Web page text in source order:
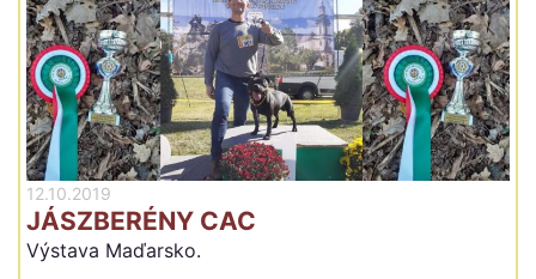
12.10.2019
JÁSZBERÉNY CAC
Výstava Maďarsko.